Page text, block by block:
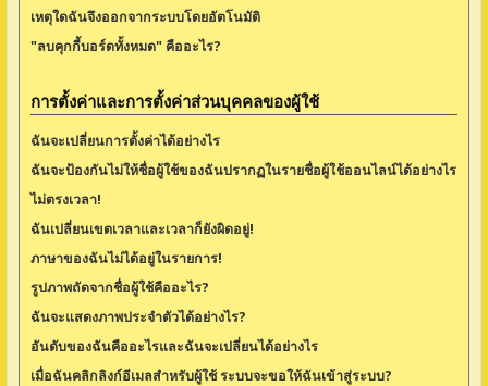
เหตุใดฉันจึงออกจากระบบโดยอัตโนมัติ
"ลบคุกกี้บอร์ดทั้งหมด" คืออะไร?
การตั้งค่าและการตั้งค่าส่วนบุคคลของผู้ใช้
ฉันจะเปลี่ยนการตั้งค่าได้อย่างไร
ฉันจะป้องกันไม่ให้ชื่อผู้ใช้ของฉันปรากฏในรายชื่อผู้ใช้ออนไลน์ได้อย่างไร
ไม่ตรงเวลา!
ฉันเปลี่ยนเขตเวลาและเวลาก็ยังผิดอยู่!
ภาษาของฉันไม่ได้อยู่ในรายการ!
รูปภาพถัดจากชื่อผู้ใช้คืออะไร?
ฉันจะแสดงภาพประจำตัวได้อย่างไร?
อันดับของฉันคืออะไรและฉันจะเปลี่ยนได้อย่างไร
เมื่อฉันคลิกลิงก์อีเมลสำหรับผู้ใช้ ระบบจะขอให้ฉันเข้าสู่ระบบ?